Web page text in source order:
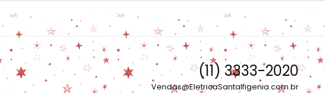
(11) 3333-2020
Vendas@EletricaSantaIfigenia.com.br